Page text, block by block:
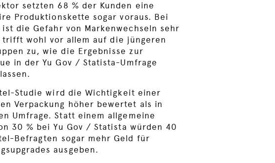
setzten 68 % der Kunden eine
Produktionskette sogar voraus. Bei
ist die Gefahr von Markenwechseln sehr
trifft wohl vor allem auf die jüngeren
zu, wie die Ergebnisse zur
in der Yu Gov / Statista-Umfrage
Studie wird die Wichtigkeit einer
Verpackung höher bewertet als in
Umfrage. Statt einem allgemeine
30 % bei Yu Gov / Statista würden 40
Befragten sogar mehr Geld für
ausgeben.